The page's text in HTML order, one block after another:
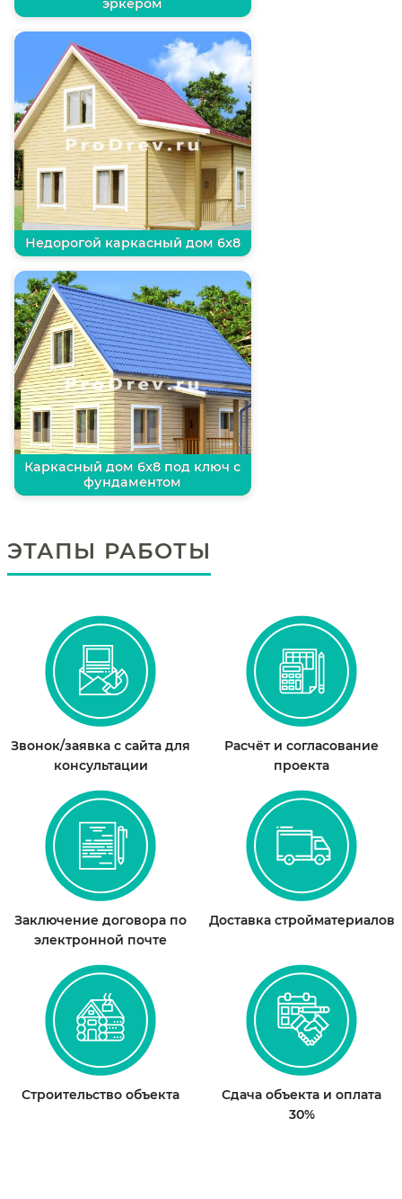
эркером
Недорогой каркасный дом 6х8
Каркасный дом 6х8 под ключ с
фундаментом
ЭТАПЫ РАБОТЫ
Звонок/заявка с сайта для
консультации
Расчёт и согласование
проекта
Заключение договора по
электронной почте
Доставка стройматериалов
Строительство объекта
Сдача объекта и оплата
30%